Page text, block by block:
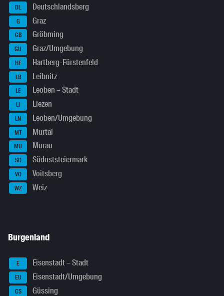
DL Deutschlandsberg
G Graz
GB Gröbming
GU Graz/Umgebung
HF Hartberg-Fürstenfeld
LB Leibnitz
LE Leoben – Stadt
LI Liezen
LN Leoben/Umgebung
MT Murtal
MU Murau
SO Südoststeiermark
VO Voitsberg
WZ Weiz
Burgenland
E Eisenstadt – Stadt
EU Eisenstadt/Umgebung
GS Güssing